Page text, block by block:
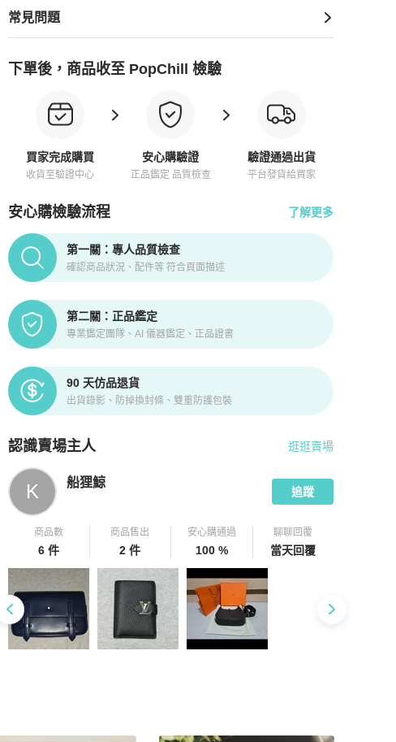
常見問題
下單後，商品收至 PopChill 檢驗
買家完成購買
收貨至驗證中心
安心購驗證
正品鑑定 品質檢查
驗證通過出貨
平台發貨給買家
安心購檢驗流程 了解更多
PopChill拍拍圈正品驗證、安心購檢驗流程介紹
第一關：專人品質檢查
確認商品狀況、配件等 符合頁面描述
第二關：正品鑑定
專業鑑定團隊、AI 儀器鑑定、正品證書
90 天仿品退貨
出貨錄影、防掉換封條、雙重防護包裝
認識賣場主人
PopChill 拍拍圈嚴選賣家
逛逛賣場
K 船狸鯨
追蹤
商品數
6 件
商品售出
2 件
安心購通過
100 %
聊聊回覆
當天回覆